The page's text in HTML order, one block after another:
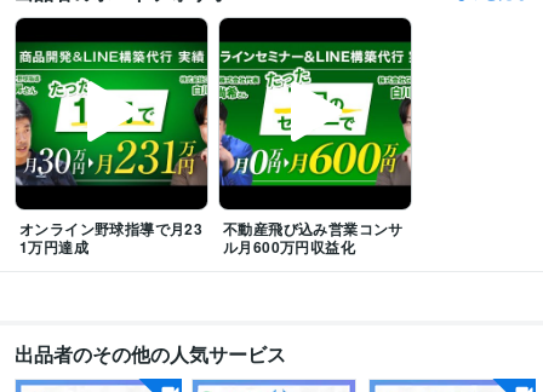
得意分野
集客・マーケティング相談 LINE構築代行
オンライン講座 ダイエット 副業 ビジネス
不動産投資
コンサルティング
SNSマーケティング インフルエンサー
学歴
福岡大学 2014年3月 ~ 2018年2月
語学力
英語 日常会話レベル
オンライン野球指導で月23
1万円達成
不動産飛び込み営業コンサ
ル月600万円収益化
出品者のその他の人気サービス